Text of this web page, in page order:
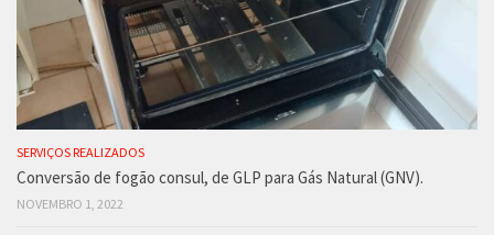
SERVIÇOS REALIZADOS
Conversão de fogão consul, de GLP para Gás Natural (GNV).
NOVEMBRO 1, 2022